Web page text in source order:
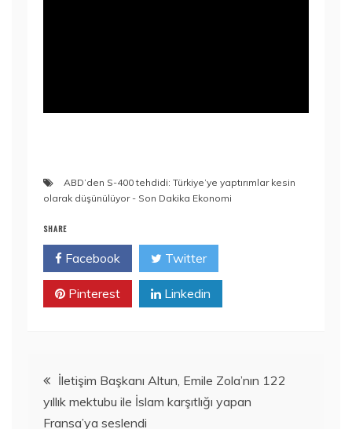
ABD’den S-400 tehdidi: Türkiye’ye yaptırımlar kesin
olarak düşünülüyor - Son Dakika Ekonomi
SHARE
Facebook Twitter
Pinterest Linkedin
Yazı
dolaşımı
İletişim Başkanı Altun, Emile Zola’nın 122
yıllık mektubu ile İslam karşıtlığı yapan
Fransa’ya seslendi